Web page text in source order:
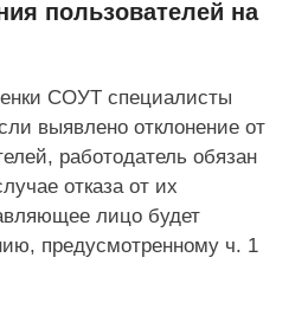
пользователей на
СОУТ специалисты
выявлено отклонение от
работодатель обязан
отказа от их
лицо будет
предусмотренному ч. 1